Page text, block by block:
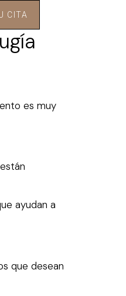
CITA
es muy
ayudan a
que desean